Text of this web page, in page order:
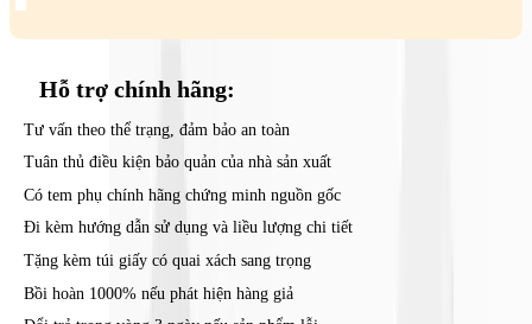
Hỗ trợ chính hãng:
Tư vấn theo thể trạng, đảm bảo an toàn
Tuân thủ điều kiện bảo quản của nhà sản xuất
Có tem phụ chính hãng chứng minh nguồn gốc
Đi kèm hướng dẫn sử dụng và liều lượng chi tiết
Tặng kèm túi giấy có quai xách sang trọng
Bồi hoàn 1000% nếu phát hiện hàng giả